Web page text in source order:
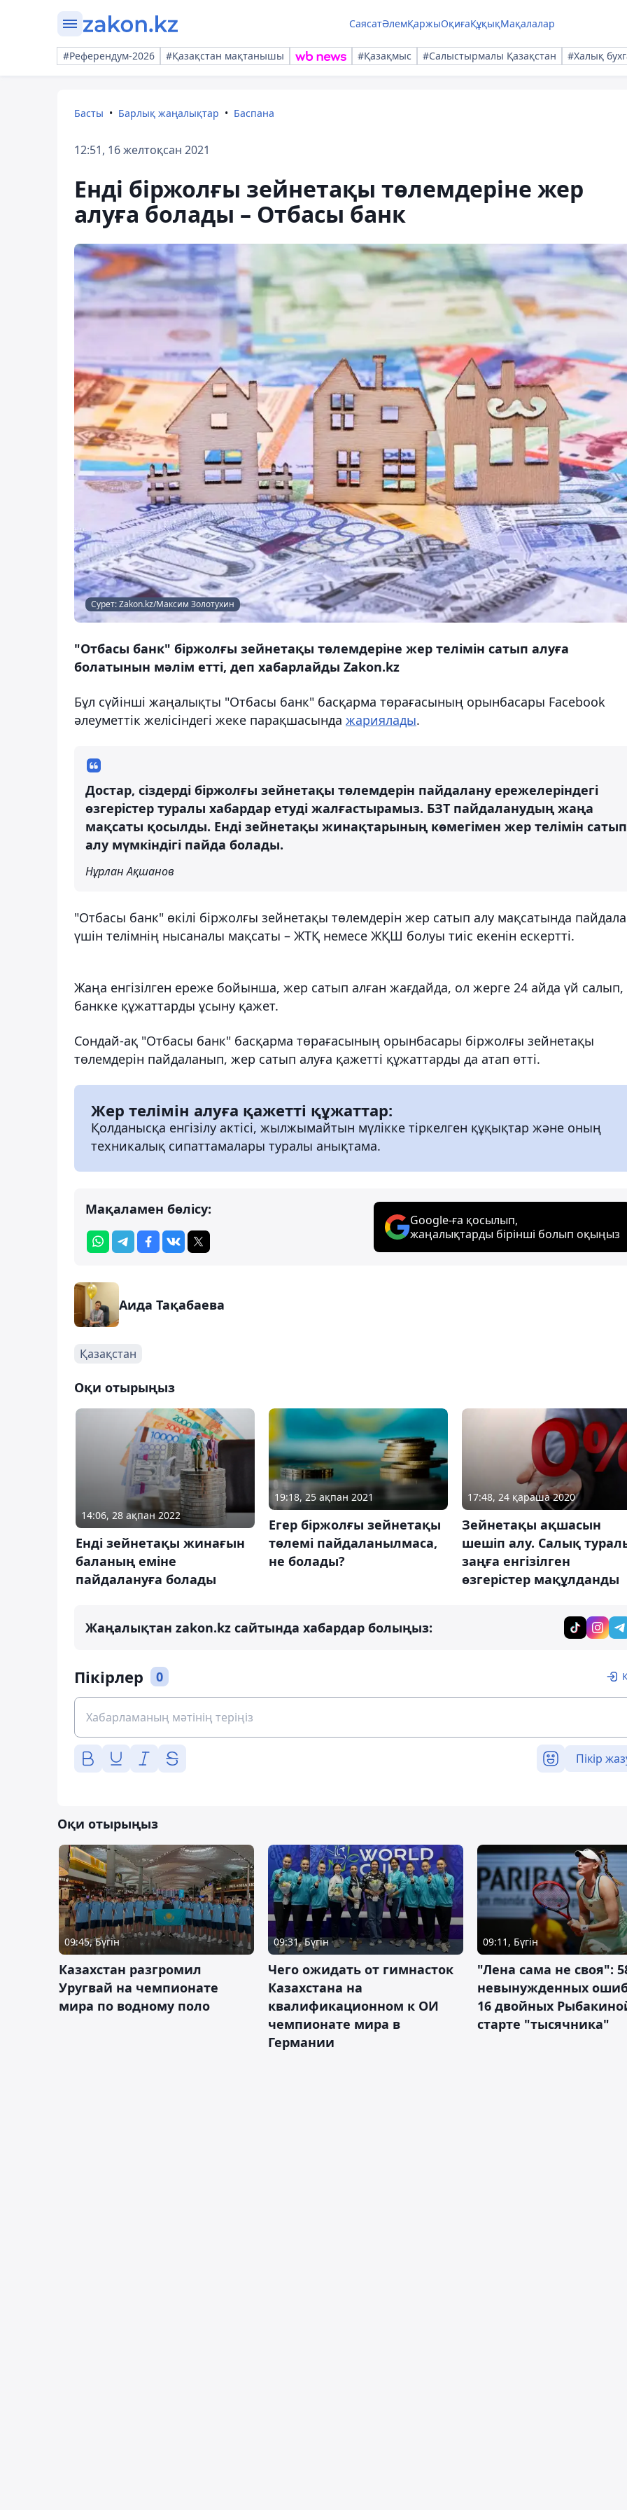
СаясатӘлемҚаржыОқиғаҚұқықМақалалар
#Референдум-2026 #Қазақстан мақтанышы #Қазақмыс #Салыстырмалы Қазақстан #Халық
Басты Барлық жаңалықтар Баспана
12:51, 16 желтоқсан 2021
Енді біржолғы зейнетақы төлемдеріне жер
алуға болады – Отбасы банк
Сурет: Zakon.kz/Максим Золотухин
"Отбасы банк" біржолғы зейнетақы төлемдеріне жер телімін сатып алуға
болатынын мәлім етті, деп хабарлайды Zakon.kz
Бұл сүйінші жаңалықты "Отбасы банк" басқарма төрағасының орынбасары Facebook
әлеуметтік желісіндегі жеке парақшасында жариялады.
Достар, сіздерді біржолғы зейнетақы төлемдерін пайдалану ережелеріндегі
өзгерістер туралы хабардар етуді жалғастырамыз. БЗТ пайдаланудың жаңа
мақсаты қосылды. Енді зейнетақы жинақтарының көмегімен жер телімін сатып
алу мүмкіндігі пайда болады.
Нұрлан Ақшанов
"Отбасы банк" өкілі біржолғы зейнетақы төлемдерін жер сатып алу мақсатында
үшін телімнің нысаналы мақсаты – ЖТҚ немесе ЖҚШ болуы тиіс екенін ескертті.
Жаңа енгізілген ереже бойынша, жер сатып алған жағдайда, ол жерге 24 айда үй салып,
банкке құжаттарды ұсыну қажет.
Сондай-ақ "Отбасы банк" басқарма төрағасының орынбасары біржолғы зейнетақы
төлемдерін пайдаланып, жер сатып алуға қажетті құжаттарды да атап өтті.
Жер телімін алуға қажетті құжаттар:
Қолданысқа енгізілу актісі, жылжымайтын мүлікке тіркелген құқықтар және оның
техникалық сипаттамалары туралы анықтама.
Мақаламен бөлісу:
Google-ға қосылып,
жаңалықтарды бірінші болып оқыңыз
Аида Тақабаева
Қазақстан
Оқи отырыңыз
14:06, 28 ақпан 2022
Енді зейнетақы жинағын
баланың еміне
пайдалануға болады
19:18, 25 ақпан 2021
Егер біржолғы зейнетақы
төлемі пайдаланылмаса,
не болады?
17:48, 24 қараша 2020
Зейнетақы ақшасын
шешіп алу. Салық
заңға енгізілген
өзгерістер мақұлданды
Жаңалықтан zakon.kz сайтында хабардар болыңыз:
Пікірлер 0
Пікір
Оқи отырыңыз
09:45, Бүгін
Казахстан разгромил
Уругвай на чемпионате
мира по водному поло
09:31, Бүгін
Чего ожидать от гимнасток
Казахстана на
квалификационном к ОИ
чемпионате мира в
Германии
09:11, Бүгін
"Лена сама не своя":
невынужденных
16 двойных
старте "тысячника"